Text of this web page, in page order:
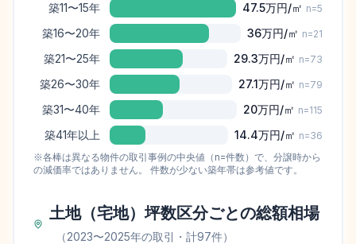
築11〜15年 47.5万円/㎡ n=5
築16〜20年 36万円/㎡ n=21
築21〜25年 29.3万円/㎡ n=73
築26〜30年 27.1万円/㎡ n=79
築31〜40年 20万円/㎡ n=115
築41年以上 14.4万円/㎡ n=36
※各棒は異なる物件の取引事例の中央値（n=件数）で、分譲時から
の減価率ではありません。 件数が少ない築年帯は参考値です。
土地（宅地）坪数区分ごとの総額相場
（2023〜2025年の取引 ・計97件）